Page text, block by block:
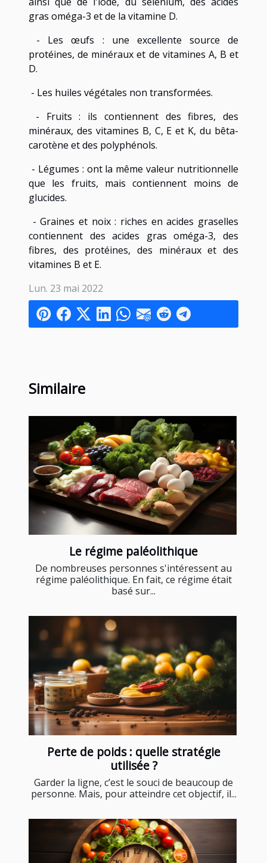
gras oméga-3 et de la vitamine D.
- Les œufs : une excellente source de
protéines, de minéraux et de vitamines A, B et
D.
- Les huiles végétales non transformées.
- Fruits : ils contiennent des fibres, des
minéraux, des vitamines B, C, E et K, du bêta-
carotène et des polyphénols.
- Légumes : ont la même valeur nutritionnelle
que les fruits, mais contiennent moins de
glucides.
- Graines et noix : riches en acides graselles
contiennent des acides gras oméga-3, des
fibres, des protéines, des minéraux et des
vitamines B et E.
Lun. 23 mai 2022
Similaire
Le régime paléolithique
De nombreuses personnes s'intéressent au
régime paléolithique. En fait, ce régime était
basé sur...
Perte de poids : quelle stratégie
utilisée ?
Garder la ligne, c’est le souci de beaucoup de
personne. Mais, pour atteindre cet objectif, il...